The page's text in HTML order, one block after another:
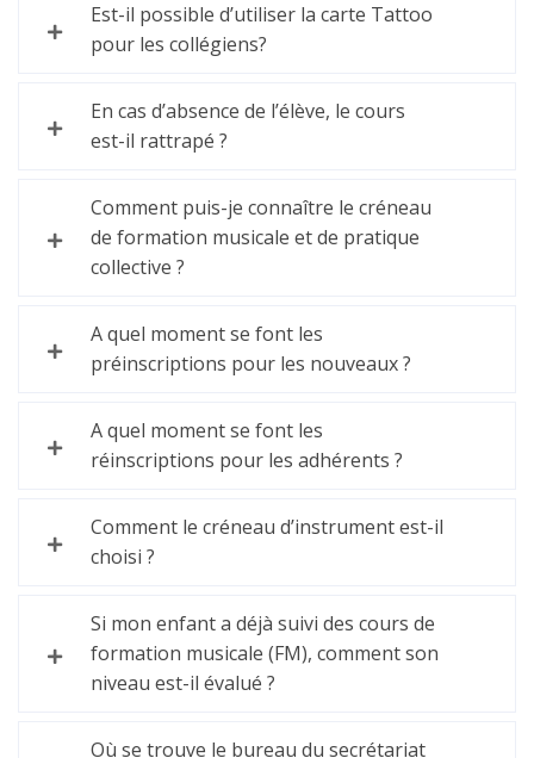
Est-il possible d’utiliser la carte Tattoo
pour les collégiens?
En cas d’absence de l’élève, le cours
est-il rattrapé ?
Comment puis-je connaître le créneau
de formation musicale et de pratique
collective ?
A quel moment se font les
préinscriptions pour les nouveaux ?
A quel moment se font les
réinscriptions pour les adhérents ?
Comment le créneau d’instrument est-il
choisi ?
Si mon enfant a déjà suivi des cours de
formation musicale (FM), comment son
niveau est-il évalué ?
Où se trouve le bureau du secrétariat